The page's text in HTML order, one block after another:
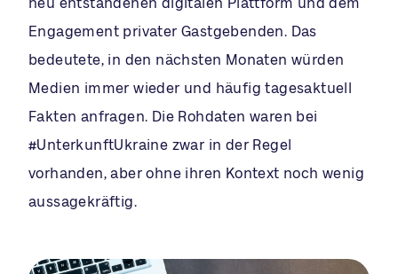
neu entstandenen digitalen Plattform und dem
Engagement privater Gastgebenden. Das
bedeutete, in den nächsten Monaten würden
Medien immer wieder und häufig tagesaktuell
Fakten anfragen. Die Rohdaten waren bei
#UnterkunftUkraine zwar in der Regel
vorhanden, aber ohne ihren Kontext noch wenig
aussagekräftig.